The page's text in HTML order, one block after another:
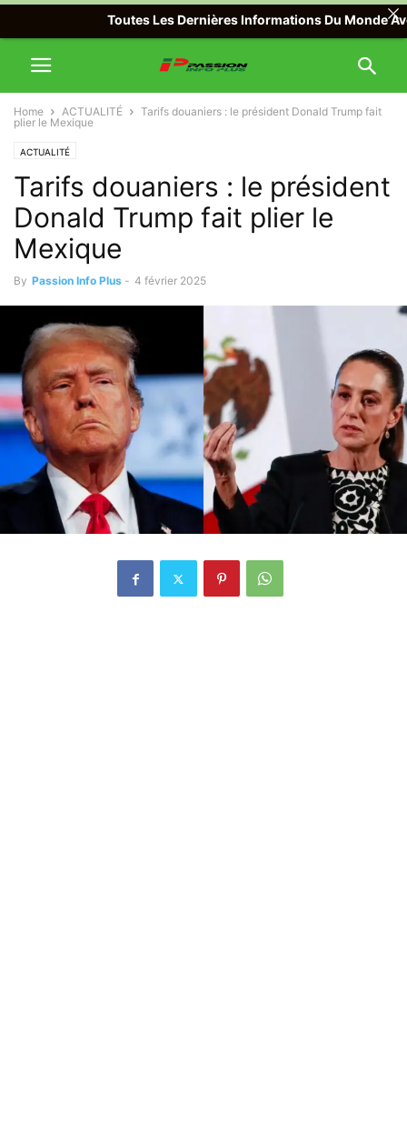
Home ACTUALITÉ
Tarifs douaniers : le président Donald Trump fait
plier le Mexique
ACTUALITÉ
Tarifs douaniers : le président
Donald Trump fait plier le
Mexique
By Passion Info Plus - 4 février 2025
Toutes Les Dernières Informations Du Monde Avec